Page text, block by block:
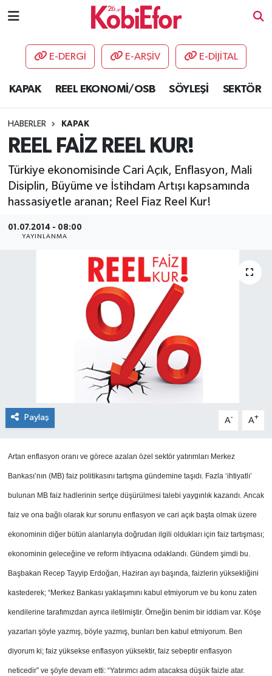
E-DERGİ E-ARŞİV E-DİJİTAL
KAPAK REEL EKONOMİ/OSB SÖYLEŞİ SEKTÖR
HABERLER KAPAK
REEL FAİZ REEL KUR!
Türkiye ekonomisinde Cari Açık, Enflasyon, Mali
Disiplin, Büyüme ve İstihdam Artışı kapsamında
hassasiyetle aranan; Reel Fiaz Reel Kur!
01.07.2014 - 08:00
YAYINLANMA
Paylaş A- A+
Artan enflasyon oranı ve görece azalan özel sektör yatırımları Merkez
Bankası’nın (MB) faiz politikasını tartışma gündemine taşıdı. Fazla ‘ihtiyatlı’
bulunan MB faiz hadlerinin sertçe düşürülmesi talebi yaygınlık kazandı. Ancak
faiz ve ona bağlı olarak kur sorunu enflasyon ve cari açık başta olmak üzere
ekonominin diğer bütün alanlarıyla doğrudan ilgili oldukları için faiz tartışması;
ekonominin geleceğine ve reform ihtiyacına odaklandı. Gündem şimdi bu.
Başbakan Recep Tayyip Erdoğan, Haziran ayı başında, faizlerin yüksekliğini
kastederek; “Merkez Bankası yaklaşımını kabul etmiyorum ve bu konu zaten
kendilerine tarafımızdan ayrıca iletilmiştir. Örneğin benim bir iddiam var. Köşe
yazarları şöyle yazmış, böyle yazmış, bunları ben kabul etmiyorum. Ben
diyorum ki; faiz yüksekse enflasyon yüksektir, faiz sebeptir enflasyon
neticedir” ve şöyle devam etti: “Yatırımcı adım atacaksa düşük faizle atar.
AKADEMİ
DESTEK-TEŞVİK
ETKİNLİK
GÜNCEL
HABERLER
KAPAK
ŞİRKET PANO
YAŞAM